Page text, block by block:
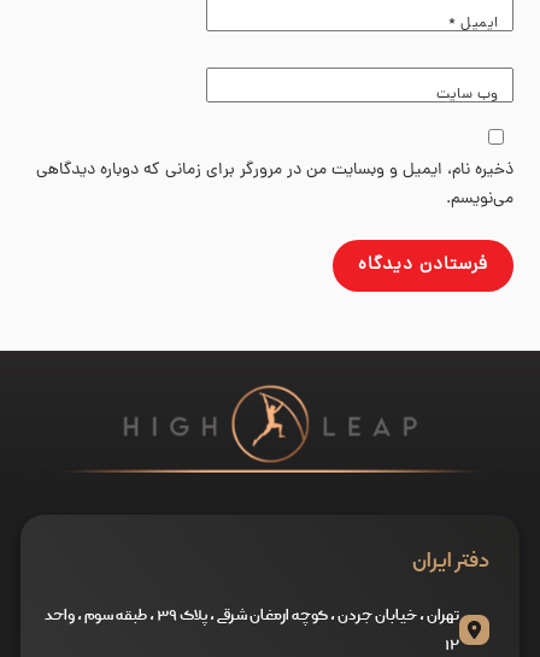
ایمیل *
وب‌ سایت
ذخیره نام، ایمیل و وبسایت من در مرورگر برای زمانی که دوباره دیدگاهی
می‌نویسم.
دفتر ایران
تهران ، خیابان جردن ، کوچه ارمغان شرقی ، پلاک ۳۹ ، طبقه سوم ، واحد
۱۲